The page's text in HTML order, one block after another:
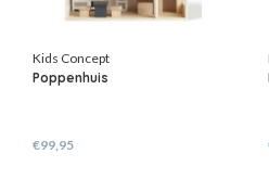
Kids Concept
Poppenhuis
€99,95